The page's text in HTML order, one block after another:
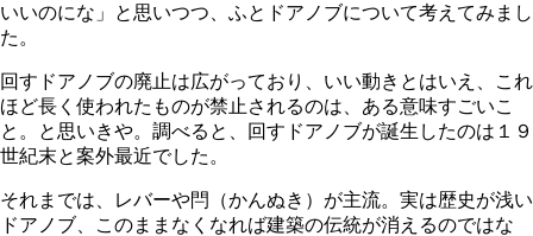
いいのにな」と思いつつ、ふとドアノブについて考えてみまし
た。
回すドアノブの廃止は広がっており、いい動きとはいえ、これ
ほど長く使われたものが禁止されるのは、ある意味すごいこ
と。と思いきや。調べると、回すドアノブが誕生したのは１９
世紀末と案外最近でした。
それまでは、レバーや閂（かんぬき）が主流。実は歴史が浅い
ドアノブ、このままなくなれば建築の伝統が消えるのではな